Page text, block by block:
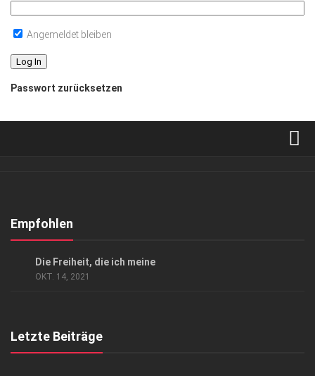
Angemeldet bleiben
Passwort zurücksetzen
Kontakt, Impressum
Empfohlen
Die Freiheit, die ich meine
OKT. 14, 2021
Letzte Beiträge